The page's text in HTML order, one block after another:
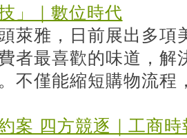
」｜數位時代
萊雅，日前展出多項
者最喜歡的味道，解
不僅能縮短購物流程
案 四方競逐｜工商時